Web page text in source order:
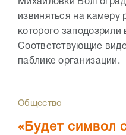
Михайловки
извиняться на камеру
которого заподозрили
Соответствующие
паблике организации.
Общество
«Будет символ